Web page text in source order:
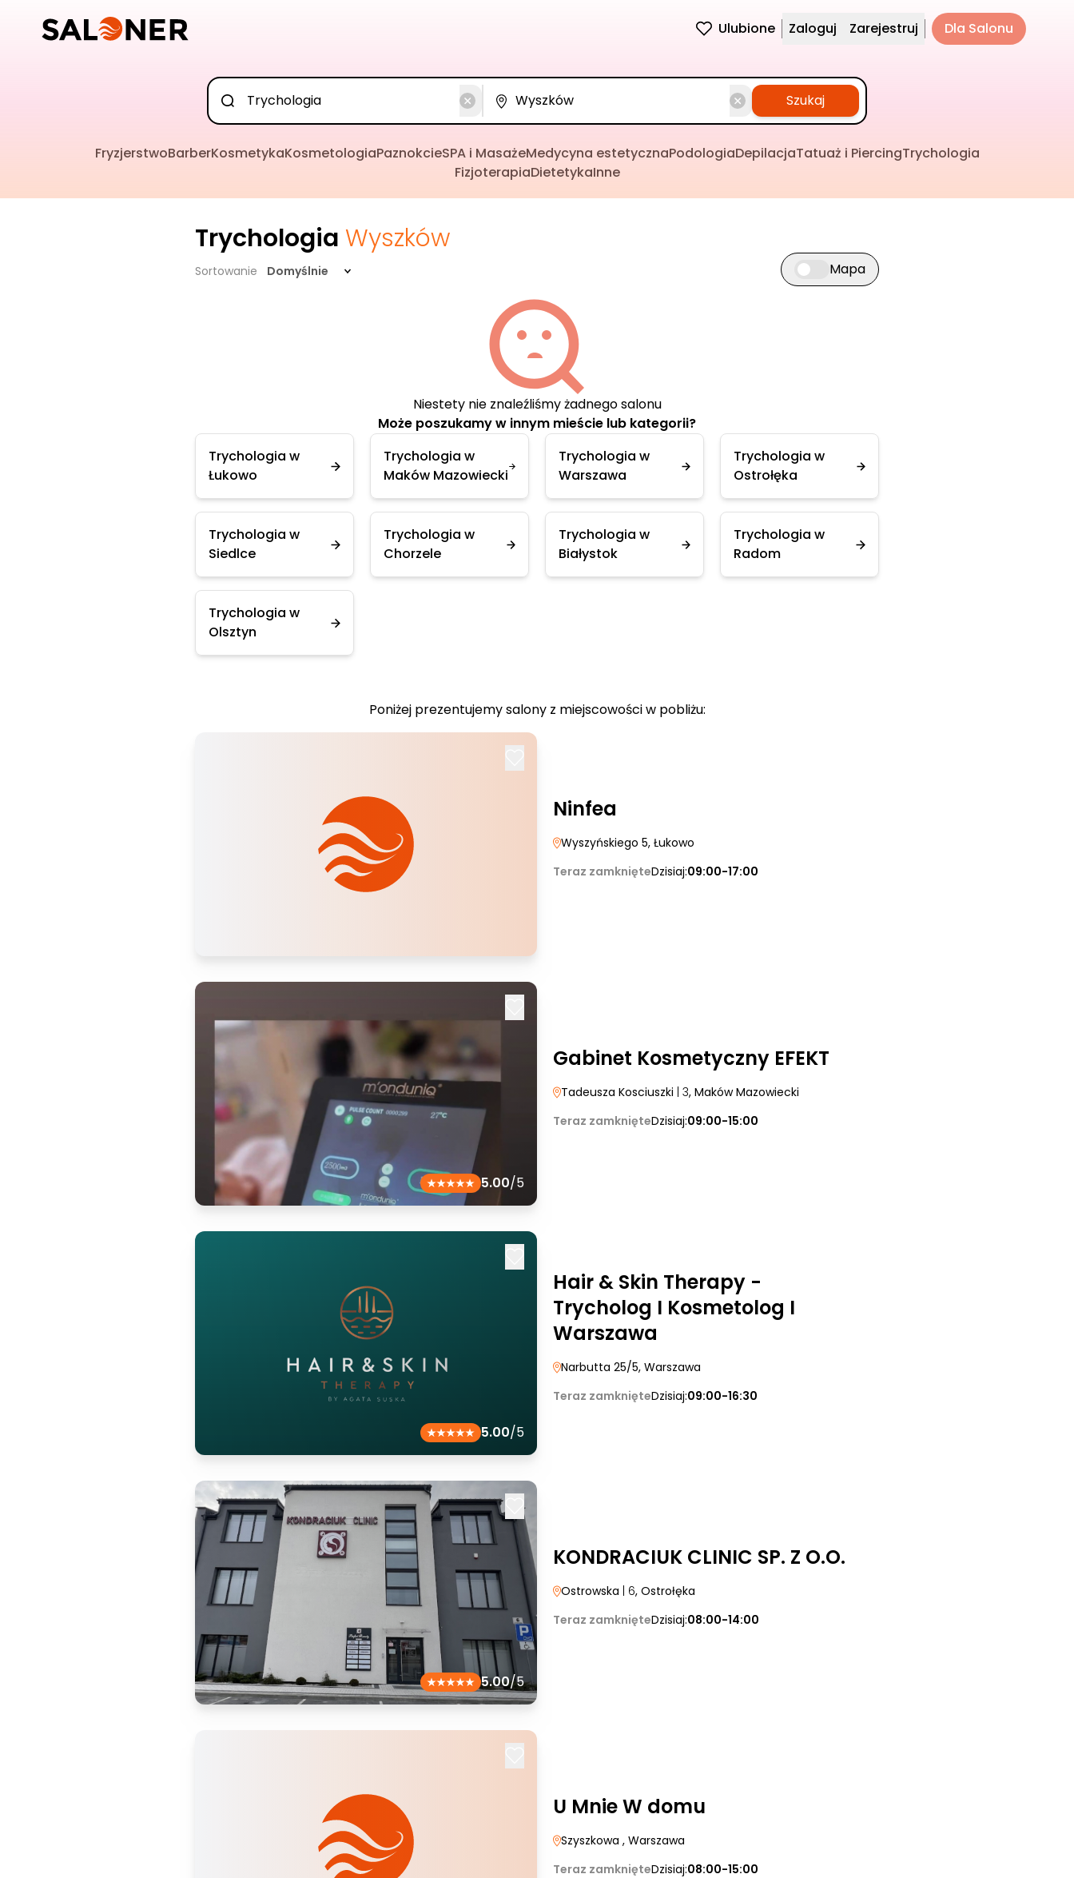
Ulubione Zaloguj Zarejestruj Dla Salonu
Szukaj
FryzjerstwoBarberKosmetykaKosmetologiaPaznokcieSPA i MasażeMedycyna estetycznaPodologiaDepilacjaTatuaż i PiercingTrychologia
FizjoterapiaDietetykaInne
Trychologia Wyszków
Sortowanie Domyślnie Przełącz widok mapy
Mapa
Niestety nie znaleźliśmy żadnego salonu
Może poszukamy w innym mieście lub kategorii?
Trychologia w
Łukowo
Trychologia w
Maków Mazowiecki
Trychologia w
Warszawa
Trychologia w
Ostrołęka
Trychologia w
Siedlce
Trychologia w
Chorzele
Trychologia w
Białystok
Trychologia w
Radom
Trychologia w
Olsztyn
Poniżej prezentujemy salony z miejscowości w pobliżu:
Ninfea
Wyszyńskiego 5, Łukowo
Teraz zamknięteDzisiaj:09:00-17:00
5.00/5
Gabinet Kosmetyczny EFEKT
Tadeusza Kosciuszki | 3, Maków Mazowiecki
Teraz zamknięteDzisiaj:09:00-15:00
5.00/5
Hair & Skin Therapy -
Trycholog I Kosmetolog I
Warszawa
Narbutta 25/5, Warszawa
Teraz zamknięteDzisiaj:09:00-16:30
5.00/5
KONDRACIUK CLINIC SP. Z O.O.
Ostrowska | 6, Ostrołęka
Teraz zamknięteDzisiaj:08:00-14:00
U Mnie W domu
Szyszkowa , Warszawa
Teraz zamknięteDzisiaj:08:00-15:00